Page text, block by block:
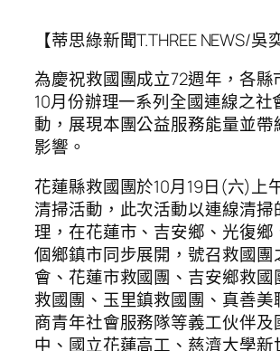
【蒂思綠新聞T.THREE NEWS/吳
為慶祝救國團成立72週年，各縣
10月份辦理一系列全國連線之社
動，展現本團公益服務能量並帶
影響。
花蓮縣救國團於10月19日(六)上
清掃活動，此次活動以連線清掃
理，在花蓮市、吉安鄉、光復鄉
個鄉鎮市同步展開，號召救國團
會、花蓮市救國團、吉安鄉救國
救國團、玉里鎮救國團、真善美
商青年社會服務隊等義工伙伴及
中、國立花蓮高工、慈濟大學新